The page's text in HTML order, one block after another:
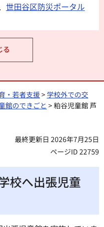
世田谷区防災ポータル
る
・若者支援>学校外での交
館のできごと > 粕谷児童館 芦
最終更新日 2026年7月25日
ページID 22759
校へ出張児童